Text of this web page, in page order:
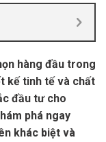
hàng đầu trong
kế tinh tế và chất
đầu tư cho
phá ngay
khác biệt và